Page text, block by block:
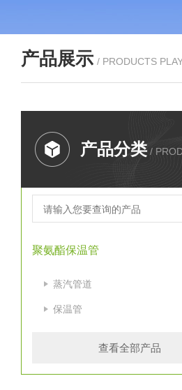
产品展示 / PRODUCTS
产品分类 /
聚氨酯保温管
蒸汽管道
保温管
查看全部产品